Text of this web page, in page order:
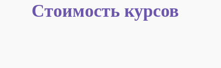
Стоимость курсов